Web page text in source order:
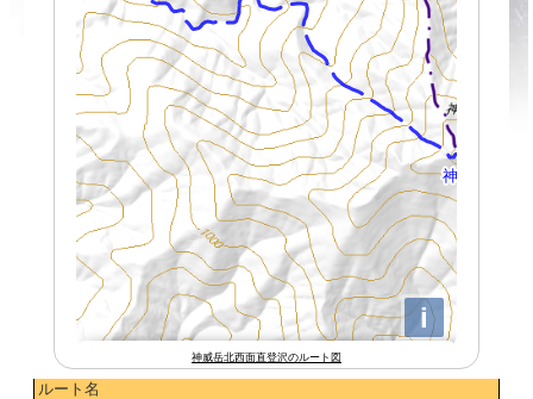
神威岳北西面直登沢のルート図
ルート名